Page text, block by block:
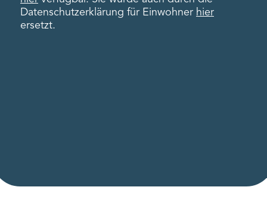
Datenschutzerklärung für Einwohner hier
ersetzt.